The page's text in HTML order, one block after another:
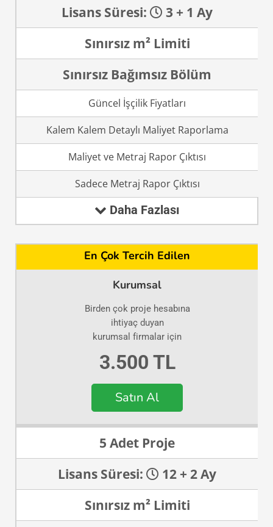
Lisans Süresi:
3 + 1 Ay
Sınırsız m² Limiti
Sınırsız Bağımsız Bölüm
Güncel İşçilik Fiyatları
Kalem Kalem Detaylı Maliyet Raporlama
Maliyet ve Metraj Rapor Çıktısı
Sadece Metraj Rapor Çıktısı
Daha Fazlası
En Çok Tercih Edilen
Kurumsal
Birden çok proje hesabına
ihtiyaç duyan
kurumsal firmalar için
3.500 TL
Satın Al
5 Adet Proje
Lisans Süresi:
12 + 2 Ay
Sınırsız m² Limiti